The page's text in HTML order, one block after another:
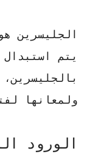
الجليسرين
يتم
ولمعانها
الورود